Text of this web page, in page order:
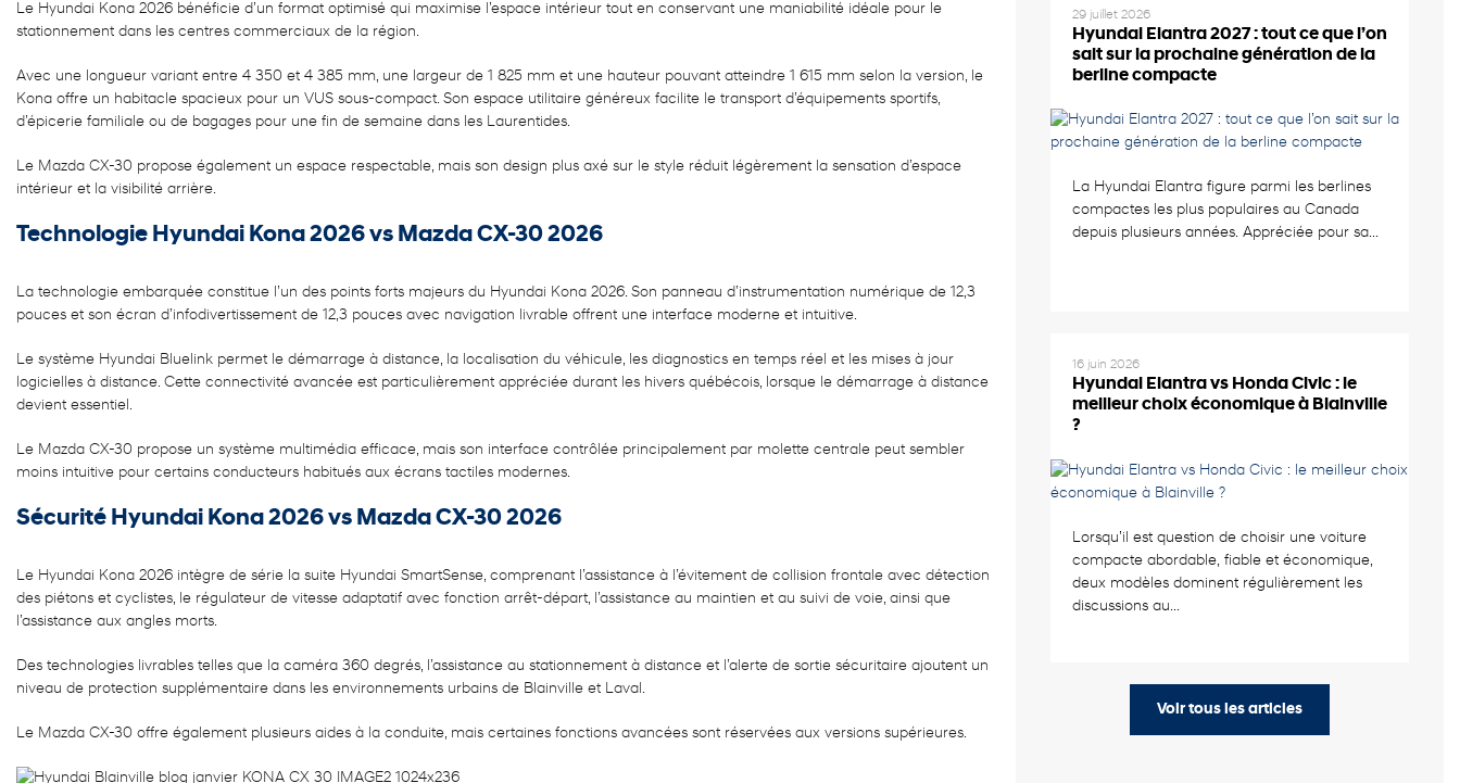
Le Hyundai Kona 2026 bénéficie d’un format optimisé qui maximise l’espace intérieur tout en conservant une maniabilité idéale pour le
stationnement dans les centres commerciaux de la région.
Avec une longueur variant entre 4 350 et 4 385 mm, une largeur de 1 825 mm et une hauteur pouvant atteindre 1 615 mm selon la version, le
Kona offre un habitacle spacieux pour un VUS sous-compact. Son espace utilitaire généreux facilite le transport d’équipements sportifs,
d’épicerie familiale ou de bagages pour une fin de semaine dans les Laurentides.
Le Mazda CX-30 propose également un espace respectable, mais son design plus axé sur le style réduit légèrement la sensation d’espace
intérieur et la visibilité arrière.
Technologie Hyundai Kona 2026 vs Mazda CX-30 2026
La technologie embarquée constitue l’un des points forts majeurs du Hyundai Kona 2026. Son panneau d’instrumentation numérique de 12,3
pouces et son écran d’infodivertissement de 12,3 pouces avec navigation livrable offrent une interface moderne et intuitive.
Le système Hyundai Bluelink permet le démarrage à distance, la localisation du véhicule, les diagnostics en temps réel et les mises à jour
logicielles à distance. Cette connectivité avancée est particulièrement appréciée durant les hivers québécois, lorsque le démarrage à distance
devient essentiel.
Le Mazda CX-30 propose un système multimédia efficace, mais son interface contrôlée principalement par molette centrale peut sembler
moins intuitive pour certains conducteurs habitués aux écrans tactiles modernes.
Sécurité Hyundai Kona 2026 vs Mazda CX-30 2026
Le Hyundai Kona 2026 intègre de série la suite Hyundai SmartSense, comprenant l’assistance à l’évitement de collision frontale avec détection
des piétons et cyclistes, le régulateur de vitesse adaptatif avec fonction arrêt-départ, l’assistance au maintien et au suivi de voie, ainsi que
l’assistance aux angles morts.
Des technologies livrables telles que la caméra 360 degrés, l’assistance au stationnement à distance et l’alerte de sortie sécuritaire ajoutent un
niveau de protection supplémentaire dans les environnements urbains de Blainville et Laval.
Le Mazda CX-30 offre également plusieurs aides à la conduite, mais certaines fonctions avancées sont réservées aux versions supérieures.
29 juillet 2026
Hyundai Elantra 2027 : tout ce que l’on
sait sur la prochaine génération de la
berline compacte
La Hyundai Elantra figure parmi les berlines
compactes les plus populaires au Canada
depuis plusieurs années. Appréciée pour sa...
16 juin 2026
Hyundai Elantra vs Honda Civic : le
meilleur choix économique à Blainville
?
Lorsqu’il est question de choisir une voiture
compacte abordable, fiable et économique,
deux modèles dominent régulièrement les
discussions au...
Voir tous les articles